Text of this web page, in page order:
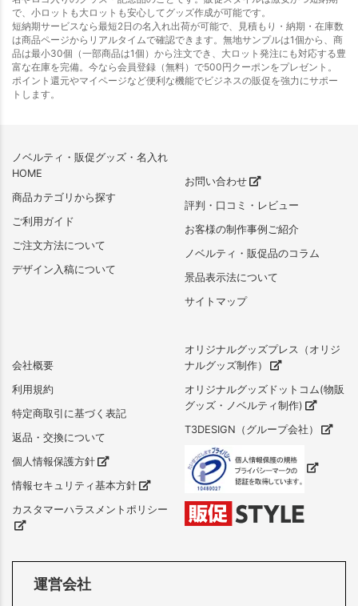
で、小ロットも大ロットも安心してグッズ作成が可能です。
短納期サービスなら最短2日の名入れ出荷が可能で、見積もり・納期・在庫数
は商品ページからリアルタイムで確認できます。無地サンプルは1個から、商
品は最小30個（一部商品は1個）から注文でき、大ロット発注にも対応する豊
富な在庫を完備。今なら会員登録（無料）で500円クーポンをプレゼント。
ポイント還元やマイページなど便利な機能でビジネスの販促を強力にサポー
トします。
ノベルティ・販促グッズ・名入れ
HOME
商品カテゴリから探す
ご利用ガイド
ご注文方法について
デザイン入稿について
会社概要
利用規約
特定商取引に基づく表記
返品・交換について
個人情報保護方針
情報セキュリティ基本方針
カスタマーハラスメントポリシー
お問い合わせ
評判・口コミ・レビュー
お客様の制作事例ご紹介
ノベルティ・販促品のコラム
景品表示法について
サイトマップ
オリジナルグッズプレス（オリジ
ナルグッズ制作）
オリジナルグッズドットコム(物販
グッズ・ノベルティ制作)
T3DESIGN（グループ会社）
運営会社